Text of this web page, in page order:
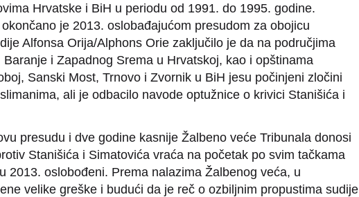
Hrvatske i BiH u periodu od 1991. do 1995. godine.
je 2013. oslobađajućom presudom za obojicu
Alfonsa Orija/Alphons Orie zaključilo je da na područjima
i Zapadnog Srema u Hrvatskoj, kao i opštinama
Sanski Most, Trnovo i Zvornik u BiH jesu počinjeni zločini
ali je odbacilo navode optužnice o krivici Stanišića i
presudu i dve godine kasnije Žalbeno veće Tribunala donosi
Stanišića i Simatovića vraća na početak po svim tačkama
2013. oslobođeni. Prema nalazima Žalbenog veća, u
velike greške i budući da je reč o ozbiljnim propustima sudije